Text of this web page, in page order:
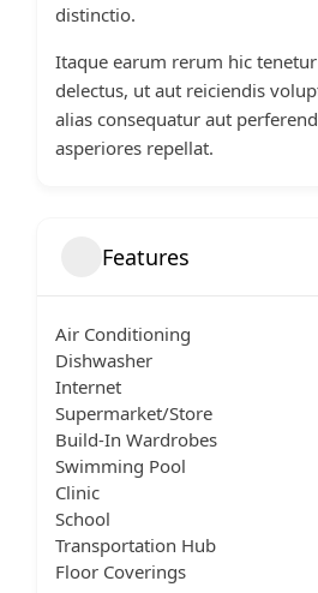
distinctio.
Itaque earum rerum hic
delectus, ut aut reiciendis
alias consequatur aut
asperiores repellat.
Features
Air Conditioning
Dishwasher
Internet
Supermarket/Store
Build-In Wardrobes
Swimming Pool
Clinic
School
Transportation Hub
Floor Coverings